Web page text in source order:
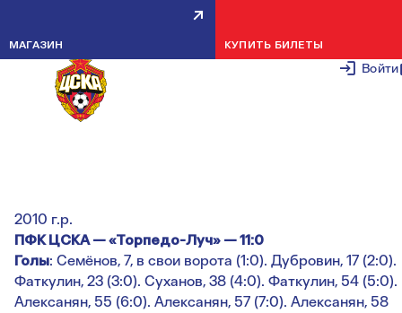
Войти
МАГАЗИН КУПИТЬ БИЛЕТЫ
КРАСНО-СИНИЕ УСПЕШНО
СТАРТОВАЛИ В КУБКЕ МОСКВЫ
2010 г.р.
ПФК ЦСКА — «Торпедо-Луч» — 11:0
Голы: Семёнов, 7, в свои ворота (1:0). Дубровин, 17 (2:0).
Фаткулин, 23 (3:0). Суханов, 38 (4:0). Фаткулин, 54 (5:0).
Алексанян, 55 (6:0). Алексанян, 57 (7:0). Алексанян, 58